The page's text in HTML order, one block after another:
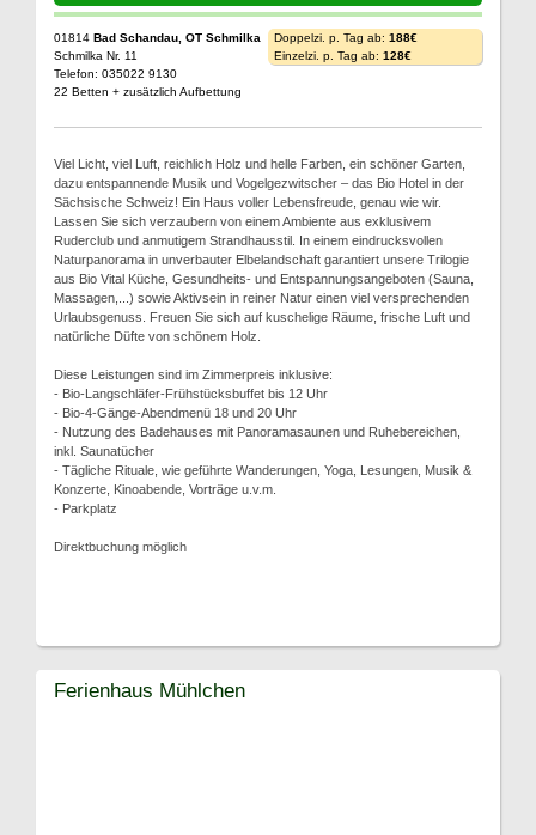
01814 Bad Schandau, OT Schmilka
Schmilka Nr. 11
Telefon: 035022 9130
22 Betten + zusätzlich Aufbettung
Doppelzi. p. Tag ab: 188€
Einzelzi. p. Tag ab: 128€
Viel Licht, viel Luft, reichlich Holz und helle Farben, ein schöner Garten,
dazu entspannende Musik und Vogelgezwitscher – das Bio Hotel in der
Sächsische Schweiz! Ein Haus voller Lebensfreude, genau wie wir.
Lassen Sie sich verzaubern von einem Ambiente aus exklusivem
Ruderclub und anmutigem Strandhausstil. In einem eindrucksvollen
Naturpanorama in unverbauter Elbelandschaft garantiert unsere Trilogie
aus Bio Vital Küche, Gesundheits- und Entspannungsangeboten (Sauna,
Massagen,...) sowie Aktivsein in reiner Natur einen viel versprechenden
Urlaubsgenuss. Freuen Sie sich auf kuschelige Räume, frische Luft und
natürliche Düfte von schönem Holz.
Diese Leistungen sind im Zimmerpreis inklusive:
- Bio-Langschläfer-Frühstücksbuffet bis 12 Uhr
- Bio-4-Gänge-Abendmenü 18 und 20 Uhr
- Nutzung des Badehauses mit Panoramasaunen und Ruhebereichen,
inkl. Saunatücher
- Tägliche Rituale, wie geführte Wanderungen, Yoga, Lesungen, Musik &
Konzerte, Kinoabende, Vorträge u.v.m.
- Parkplatz
Direktbuchung möglich
Ferienhaus Mühlchen